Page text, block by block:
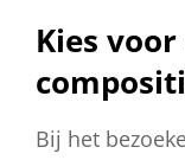
Kies
Bij het